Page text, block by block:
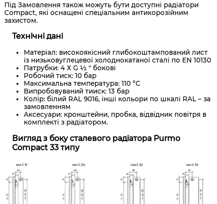
Під Замовлення також можуть бути доступні радіатори
Compact, які оснащені спеціальним антикорозійним
захистом.
Технічні дані
Матеріал: високоякісний глибокоштампований лист
із низьковуглецевої холоднокатаної сталі по EN 10130
Патрубки: 4 Х G ½ " бокові
Робочий тиск: 10 бар
Максимальна температура: 110 °C
Випробовуваний тииск: 13 бар
Колір: білий RAL 9016, інші кольори по шкалі RAL – за
замовленням
Аксесуари: кронштейни, пробка, відвідник повітря в
комплекті з радіатором.
Вигляд з боку сталевого радіатора Purmo
Compact 33 типу